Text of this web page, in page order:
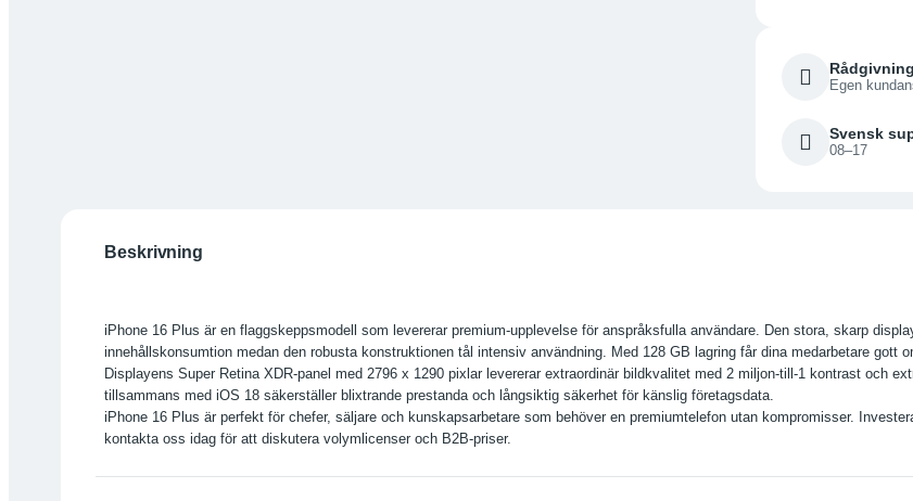
Egen
Svensk
08–17
Beskrivning
iPhone 16 Plus är en flaggskeppsmodell som levererar premium-upplevelse för anspråksfulla användare. Den stora, skarp
innehållskonsumtion medan den robusta konstruktionen tål intensiv användning. Med 128 GB lagring får dina medarbetare gott
Displayens Super Retina XDR-panel med 2796 x 1290 pixlar levererar extraordinär bildkvalitet med 2 miljon-till-1 kontrast och
tillsammans med iOS 18 säkerställer blixtrande prestanda och långsiktig säkerhet för känslig företagsdata.
iPhone 16 Plus är perfekt för chefer, säljare och kunskapsarbetare som behöver en premiumtelefon utan kompromisser.
kontakta oss idag för att diskutera volymlicenser och B2B-priser.